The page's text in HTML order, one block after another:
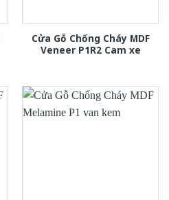
Cửa Gỗ Chống Cháy MDF
Veneer P1R2 Cam xe